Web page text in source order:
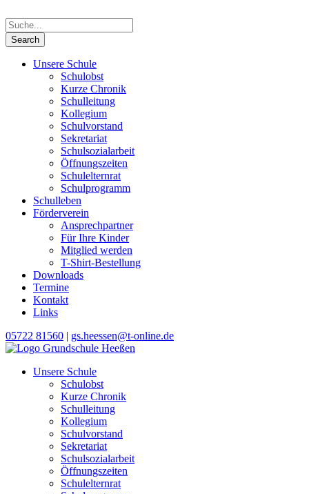
Unsere Schule
Schulobst
Kurze Chronik
Schulleitung
Kollegium
Schulvorstand
Sekretariat
Schulsozialarbeit
Öffnungszeiten
Schulelternrat
Schulprogramm
Schulleben
Förderverein
Ansprechpartner
Für Ihre Kinder
Mitglied werden
T-Shirt-Bestellung
Downloads
Termine
Kontakt
Links
05722 81560 | gs.heessen@t-online.de
Unsere Schule
Schulobst
Kurze Chronik
Schulleitung
Kollegium
Schulvorstand
Sekretariat
Schulsozialarbeit
Öffnungszeiten
Schulelternrat